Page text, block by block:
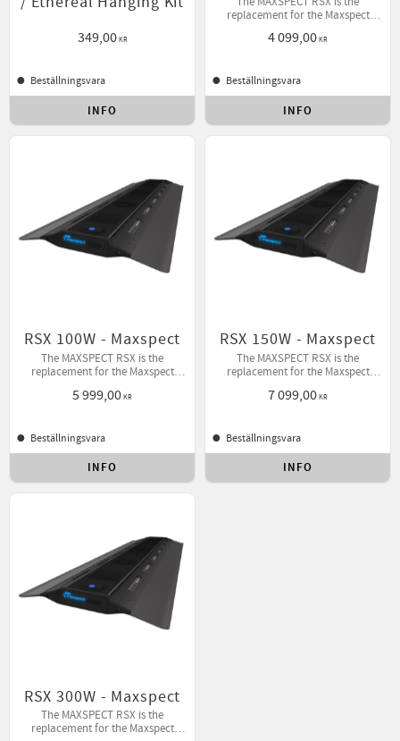
349,00KR
Beställningsvara
INFO
replacement for the Maxspect
4 099,00KR
Beställningsvara
INFO
RSX 100W - Maxspect
The MAXSPECT RSX is the
replacement for the Maxspect
5 999,00KR
Beställningsvara
INFO
RSX 150W - Maxspect
The MAXSPECT RSX is the
replacement for the Maxspect
7 099,00KR
Beställningsvara
INFO
RSX 300W - Maxspect
The MAXSPECT RSX is the
replacement for the Maxspect